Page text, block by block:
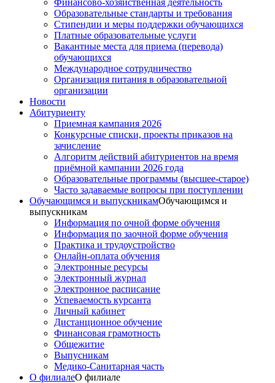
Финансово-хозяйственная деятельность
Образовательные стандарты и требования
Стипендии и меры поддержки обучающихся
Платные образовательные услуги
Вакантные места для приема (перевода)
обучающихся
Международное сотрудничество
Организация питания в образовательной
организации
Новости
Абитуриенту
Приемная кампания 2026
Конкурсные списки, проекты приказов на
зачисление
Алгоритм действий абитуриентов на время
приёмной кампании 2026 года
Образовательные программы (высшее-старое)
Часто задаваемые вопросы при поступлении
Обучающимся и выпускникамОбучающимся и
выпускникам
Информация по очной форме обучения
Информация по заочной форме обучения
Практика и трудоустройство
Онлайн-оплата обучения
Электронные ресурсы
Электронный журнал
Электронное расписание
Успеваемость курсанта
Личный кабинет
Дистанционное обучение
Финансовая грамотность
Общежитие
Выпусникам
Медико-Санитарная часть
О филиалеО филиале